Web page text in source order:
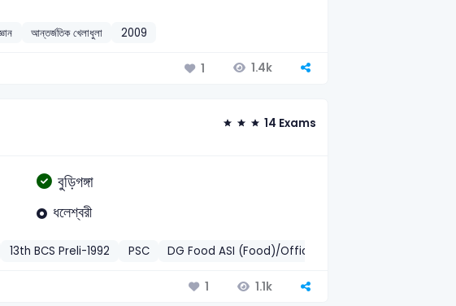
আন্তর্জতিক খেলাধুলা 2009
1 1.4k
14 Exams
বুড়িগঙ্গা
ধলেশ্বরী
13th BCS Preli-1992 PSC DG Food ASI (Food)/Office Assistant-2012
1 1.1k